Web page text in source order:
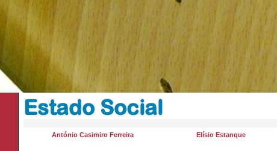
Estado Social
António Casimiro Ferreira Elísio Estanque